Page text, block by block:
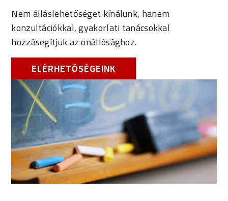
Nem álláslehetőséget kínálunk, hanem
konzultációkkal, gyakorlati tanácsokkal
hozzásegítjük az önállósághoz.
ELÉRHETŐSÉGEINK